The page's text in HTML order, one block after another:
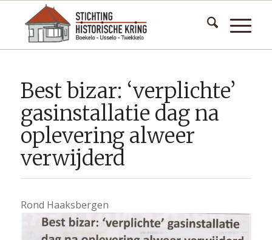
Best bizar: ‘verplichte’
gasinstallatie dag na
oplevering alweer
verwijderd
Rond Haaksbergen